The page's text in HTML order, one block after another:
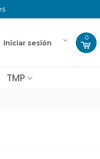
Iniciar sesión
0
TMP